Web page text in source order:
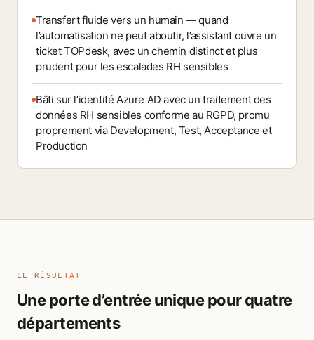
Transfert fluide vers un humain — quand
l’automatisation ne peut aboutir, l’assistant ouvre un
ticket TOPdesk, avec un chemin distinct et plus
prudent pour les escalades RH sensibles
Bâti sur l’identité Azure AD avec un traitement des
données RH sensibles conforme au RGPD, promu
proprement via Development, Test, Acceptance et
Production
LE RÉSULTAT
Une porte d’entrée unique pour quatre
départements